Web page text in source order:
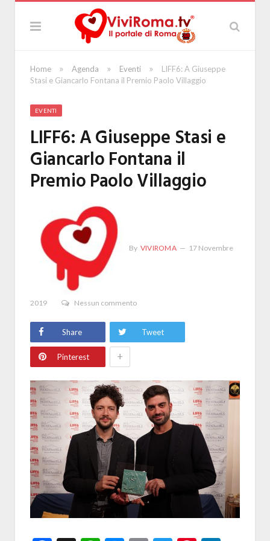
Home » Agenda » Eventi »
LIFF6: A Giuseppe
Stasi e Giancarlo Fontana il Premio Paolo Villaggio
EVENTI
LIFF6: A Giuseppe Stasi e
Giancarlo Fontana il
Premio Paolo Villaggio
By VIVIROMA 17 Novembre
2019 Nessun commento
Share Tweet
Pinterest +